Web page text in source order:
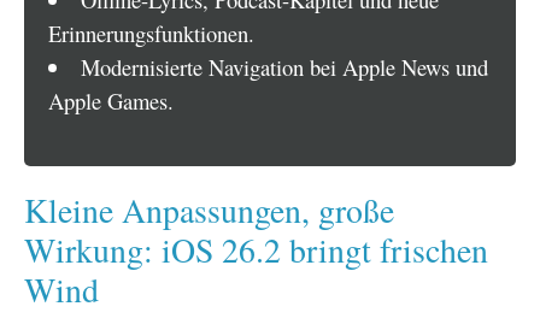
Erinnerungsfunktionen.
Modernisierte Navigation bei Apple News und
Apple Games.
Kleine Anpassungen, große
Wirkung: iOS 26.2 bringt frischen
Wind